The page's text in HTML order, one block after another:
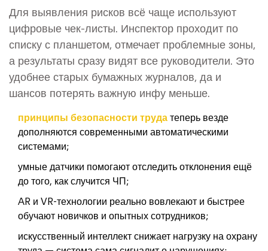
Для выявления рисков всё чаще используют
цифровые чек-листы. Инспектор проходит по
списку с планшетом, отмечает проблемные зоны,
а результаты сразу видят все руководители. Это
удобнее старых бумажных журналов, да и
шансов потерять важную инфу меньше.
принципы безопасности труда теперь везде
дополняются современными автоматическими
системами;
умные датчики помогают отследить отклонения ещё
до того, как случится ЧП;
AR и VR-технологии реально вовлекают и быстрее
обучают новичков и опытных сотрудников;
искусственный интеллект снижает нагрузку на охрану